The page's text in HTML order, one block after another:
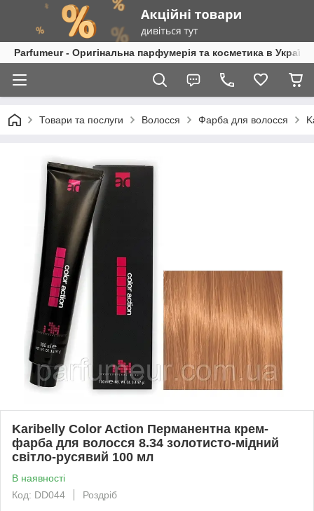
Parfumeur - Оригінальна парфумерія та косметика в Україні
Товари та послуги Волосся Фарба для волосся
Karibelly Color Action Перманентна крем-
фарба для волосся 8.34 золотисто-мiдний
свiтло-русявий 100 мл
В наявності
Код: DD044
Роздріб